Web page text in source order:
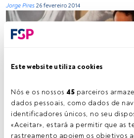
Este website utiliza cookies
Nós e os nossos 45 parceiros
dados pessoais, como dados de
identificadores únicos, no seu
«Aceitar», estará a permitir que as
rastreamento apoiem os objetivos
Jorge Pires 26 fevereiro 2014
Cedida
Tempo de leitura:2 min.